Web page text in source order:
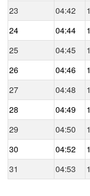
23 04:42
24
04:44
25
04:45
26
04:46
27
04:48
28
04:49
29
04:50
30
04:52
31
04:53